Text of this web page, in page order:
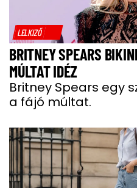
LELKIZŐ
BRITNEY SPEARS
MÚLTAT IDÉZ
Britney Spears egy
a fájó múltat.